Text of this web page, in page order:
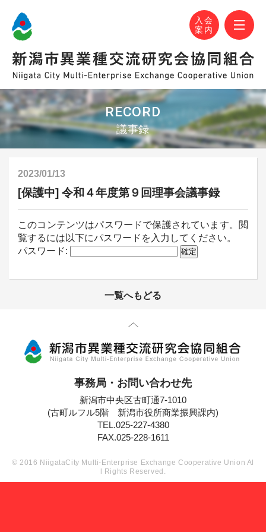
N-MEC 新潟市異業種交流研究会協同組合
おかげさまで設立30周年！
入会
案内
RECORD
議事録
2023/01/13
[保護中] 令和４年度第９回理事会議事録
このコンテンツはパスワードで保護されています。閲
覧するには以下にパスワードを入力してください。
パスワード:
一覧へもどる
事務局・お問い合わせ先
新潟市中央区古町通7-1010
(古町ルフル5階 新潟市役所商業振興課内)
TEL.025-227-4380
FAX.025-228-1611
© 2016 NiigataCity Multi-Enterprise Exchange Cooperative Union Al
l Rights Reserved.